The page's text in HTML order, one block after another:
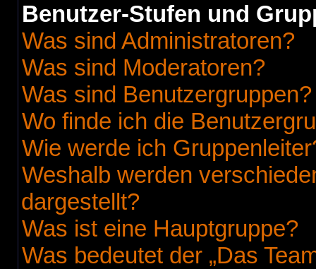
Benutzer-Stufen und
Was sind Administratoren?
Was sind Moderatoren?
Was sind Benutzergruppen?
Wo finde ich die
Wie werde ich
Weshalb werden
dargestellt?
Was ist eine Hauptgruppe?
Was bedeutet der „Das